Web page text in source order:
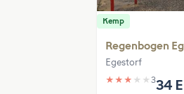
Kemp
Regenbogen
Egestorf
★ ★ ★ ★ ★ 334